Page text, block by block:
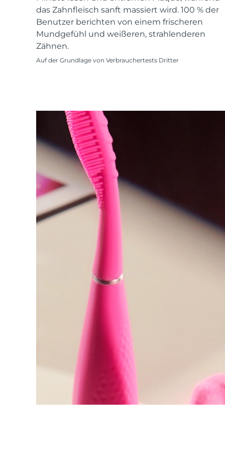
das Zahnfleisch sanft massiert wird. 100 % der
Benutzer berichten von einem frischeren
Mundgefühl und weißeren, strahlenderen
Zähnen.
Auf der Grundlage von Verbrauchertests Dritter
KIWI™ skincare
Advanced pore care essentials
Serum
For healthy hair
issa™ Teeth Whitening Gel
18% PAP
Kosmetik Männer
FOREO APP